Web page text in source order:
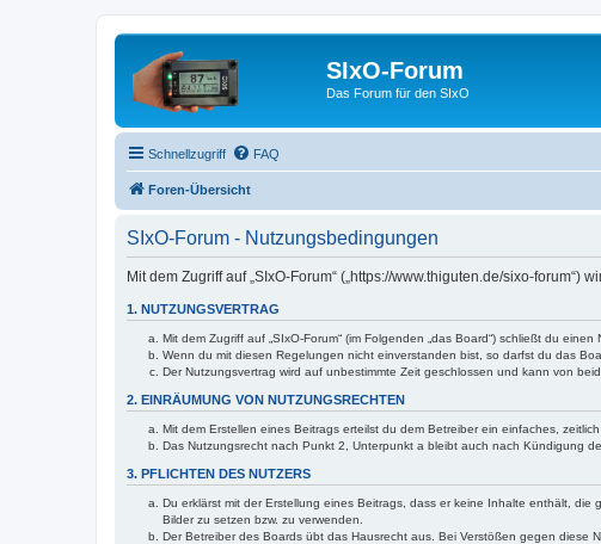
SIxO-Forum
Das Forum für den SIxO
Schnellzugriff FAQ
Foren-Übersicht
SIxO-Forum - Nutzungsbedingungen
Mit dem Zugriff auf „SIxO-Forum“ („https://www.thiguten.de/sixo-
1. NUTZUNGSVERTRAG
Mit dem Zugriff auf „SIxO-Forum“ (im Folgenden „das Board“) schließt du
Wenn du mit diesen Regelungen nicht einverstanden bist, so darfst du das
Der Nutzungsvertrag wird auf unbestimmte Zeit geschlossen und kann von
2. EINRÄUMUNG VON NUTZUNGSRECHTEN
Mit dem Erstellen eines Beitrags erteilst du dem Betreiber ein einfaches,
Das Nutzungsrecht nach Punkt 2, Unterpunkt a bleibt auch nach Kündigung
3. PFLICHTEN DES NUTZERS
Du erklärst mit der Erstellung eines Beitrags, dass er keine Inhalte enthält,
Bilder zu setzen bzw. zu verwenden.
Der Betreiber des Boards übt das Hausrecht aus. Bei Verstößen gegen